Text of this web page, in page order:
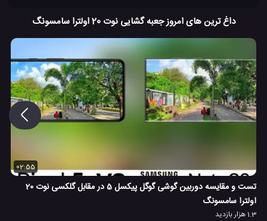
داغ ترین های امروز جعبه گشایی نوت 20 اولترا سامسونگ
02:55
تست و مقایسه دوربین گوشی گوگل پیکسل 5 در مقابل گلکسی نوت 20
اولترا سامسونگ
1.3 هزار بازدید